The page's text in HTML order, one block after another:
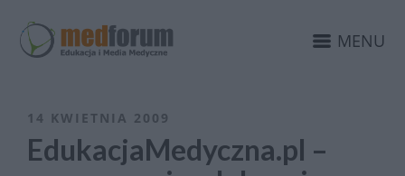
MENU
14 KWIETNIA 2009
EdukacjaMedyczna.pl –